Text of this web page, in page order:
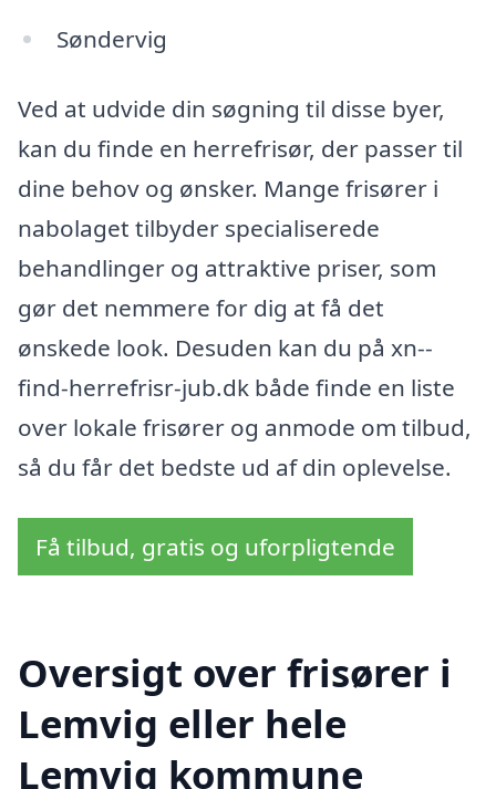
Søndervig
Ved at udvide din søgning til disse byer,
kan du finde en herrefrisør, der passer til
dine behov og ønsker. Mange frisører i
nabolaget tilbyder specialiserede
behandlinger og attraktive priser, som
gør det nemmere for dig at få det
ønskede look. Desuden kan du på xn--
find-herrefrisr-jub.dk både finde en liste
over lokale frisører og anmode om tilbud,
så du får det bedste ud af din oplevelse.
Få tilbud, gratis og uforpligtende
Oversigt over frisører i
Lemvig eller hele
Lemvig kommune